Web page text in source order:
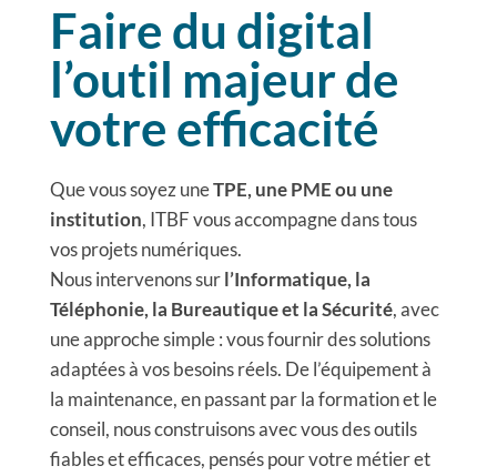
Faire du digital
l’outil majeur de
votre efficacité
Que vous soyez uneTPE, une PME ou une
institution, ITBF vous accompagne dans tous
vos projets numériques.
Nous intervenons surl’Informatique, la
Téléphonie, la Bureautique et la Sécurité, avec
une approche simple : vous fournir des solutions
adaptées à vos besoins réels. De l’équipement à
la maintenance, en passant par la formation et le
conseil, nous construisons avec vous des outils
fiables et efficaces, pensés pour votre métier et